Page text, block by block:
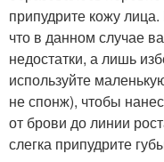
припудрите кожу
что в данном случае
недостатки, а лишь
используйте
не спонж), чтобы
от брови до линии
слегка припудрите